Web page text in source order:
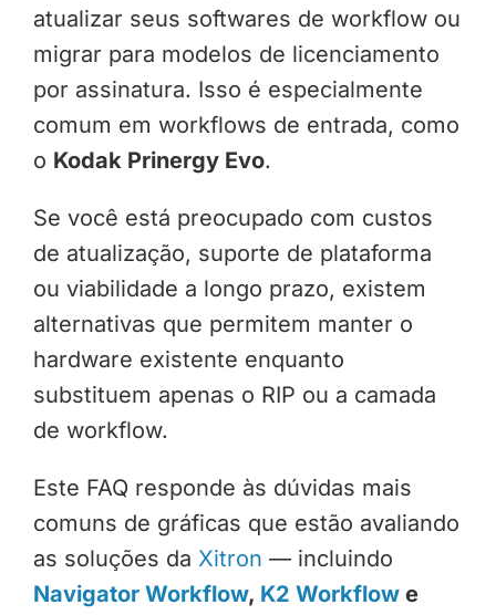
atualizar seus softwares de workflow ou
migrar para modelos de licenciamento
por assinatura. Isso é especialmente
comum em workflows de entrada, como
o Kodak Prinergy Evo.
Se você está preocupado com custos
de atualização, suporte de plataforma
ou viabilidade a longo prazo, existem
alternativas que permitem manter o
hardware existente enquanto
substituem apenas o RIP ou a camada
de workflow.
Este FAQ responde às dúvidas mais
comuns de gráficas que estão avaliando
as soluções da Xitron — incluindo
Navigator Workflow, K2 Workflowe